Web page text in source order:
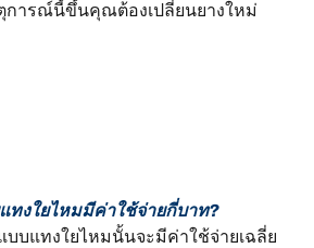
ตุการณ์นี้ขึ้นคุณต้องเปลี่ยนยางใหม่
ทงใยไหมมีค่าใช้จ่ายกี่บาท?
บบแทงใยไหมนั้นจะมีค่าใช้จ่ายเฉลี่ย